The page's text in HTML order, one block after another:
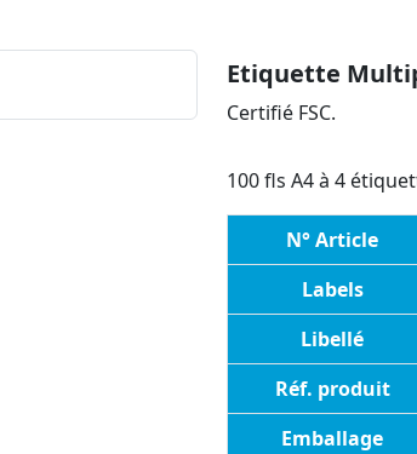
Etiquette
Certifié FSC.
100 fls A4 à 4
N° Article
Labels
Libellé
Réf. produit
Emballage